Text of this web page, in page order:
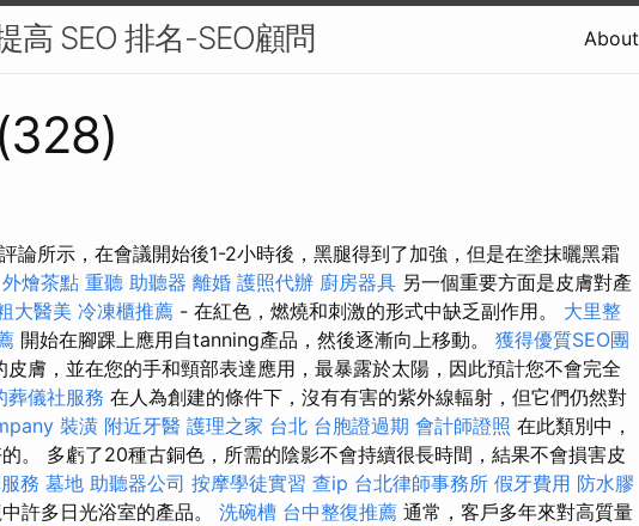
高 SEO 排名-SEO顧問 About
論所示，在會議開始後1-2小時後，黑腿得到了加強，但是在塗抹曬黑霜
外燴茶點 重聽 助聽器 離婚 護照代辦 廚房器具 另一個重要方面是皮膚對產
大醫美 冷凍櫃推薦 - 在紅色，燃燒和刺激的形式中缺乏副作用。 大里整
開始在腳踝上應用自tanning產品，然後逐漸向上移動。 獲得優質SEO團
皮膚，並在您的手和頸部表達應用，最暴露於太陽，因此預計您不會完全
葬儀社服務 在人為創建的條件下，沒有有害的紫外線輻射，但它們仍然對
裝潢 附近牙醫 護理之家 台北 台胞證過期 會計師證照 在此類別中，
。 多虧了20種古銅色，所需的陰影不會持續很長時間，結果不會損害皮
務 墓地 助聽器公司 按摩學徒實習 查ip 台北律師事務所 假牙費用 防水膠
許多日光浴室的產品。 洗碗槽 台中整復推薦 通常，客戶多年來對高質量